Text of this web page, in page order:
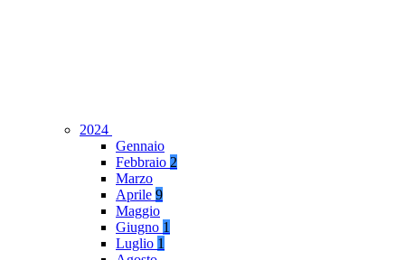
2024
Gennaio
Febbraio 2
Marzo
Aprile 9
Maggio
Giugno 1
Luglio 1